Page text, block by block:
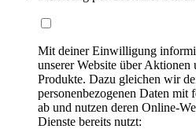
Mit deiner Einwilligung
unserer Website über Aktionen
Produkte. Dazu gleichen wir
personenbezogenen Daten mit
ab und nutzen deren Online-
Dienste bereits nutzt: